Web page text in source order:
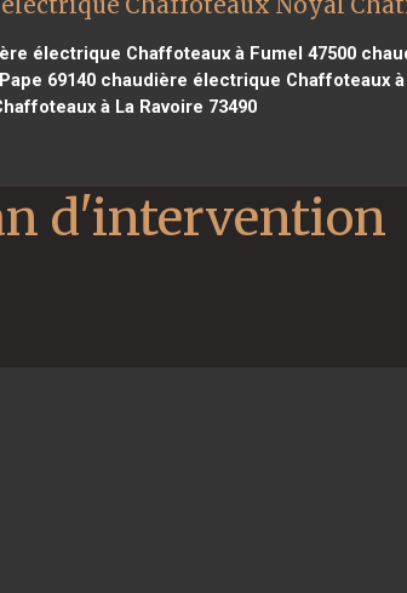
électrique Chaffoteaux à Fumel 47500
69140chaudière électrique Chaffoteaux à
à La Ravoire 73490
d'intervention